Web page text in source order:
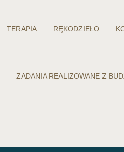
TERAPIA RĘKODZIEŁO
ZADANIA REALIZOWANE Z